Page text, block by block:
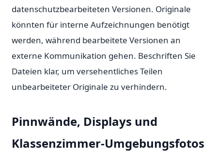
datenschutzbearbeiteten Versionen. Originale
könnten für interne Aufzeichnungen benötigt
werden, während bearbeitete Versionen an
externe Kommunikation gehen. Beschriften Sie
Dateien klar, um versehentliches Teilen
unbearbeiteter Originale zu verhindern.
Pinnwände, Displays und
Klassenzimmer-Umgebungsfotos